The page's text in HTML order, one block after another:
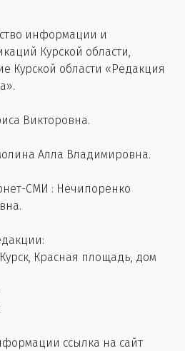
информации и
Курской области,
Курской области «Редакция
Викторовна.
Алла Владимировна.
СМИ : Нечипоренко
Курск, Красная площадь, дом
ссылка на сайт